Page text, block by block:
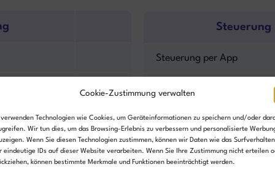
Cookie-Zustimmung verwalten
Technologien wie Cookies, um Geräteinformationen zu speichern und/oder
Wir tun dies, um das Browsing-Erlebnis zu verbessern und personalisierte
Wenn Sie diesen Technologien zustimmen, können wir Daten wie das Surfverhalten
eindeutige IDs auf dieser Website verarbeiten. Wenn Sie Ihre Zustimmung nicht erteilen
können bestimmte Merkmale und Funktionen beeinträchtigt werden.
-
-
Steuerung
Steuerung per App
Nutzeroberfläche
Programmierbar
Smarthomefähig